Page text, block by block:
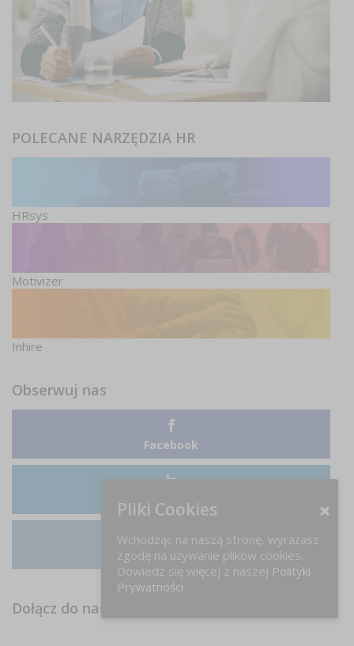
POLECANE NARZĘDZIA HR
HRsys
Motivizer
Inhire
Obserwuj nas
Facebook
LinkedIn
Instagram
Dołącz do nas na FB!
Pliki Cookies
Wchodząc na naszą stronę, wyrażasz
zgodę na używanie plików cookies.
Dowiedz się więcej z naszej Polityki
Prywatności